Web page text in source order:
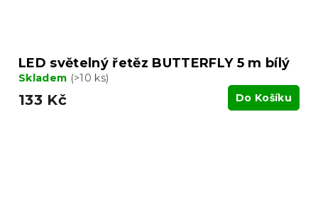
LED světelný řetěz BUTTERFLY 5 m bílý
Skladem (>10 ks)
133 Kč Do Košíku